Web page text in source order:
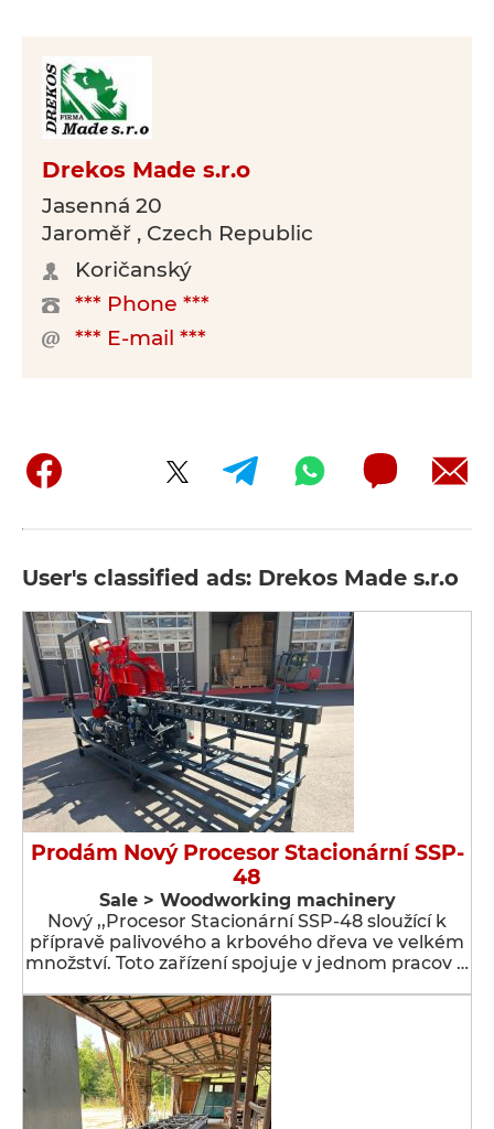
Drekos Made s.r.o
Jasenná 20
Jaroměř , Czech Republic
Koričanský
*** Phone ***
*** E-mail ***
User's classified ads: Drekos Made s.r.o
Prodám Nový Procesor Stacionární SSP-
48
Sale > Woodworking machinery
Nový ,,Procesor Stacionární SSP-48 sloužící k
přípravě palivového a krbového dřeva ve velkém
množství. Toto zařízení spojuje v jednom pracov …